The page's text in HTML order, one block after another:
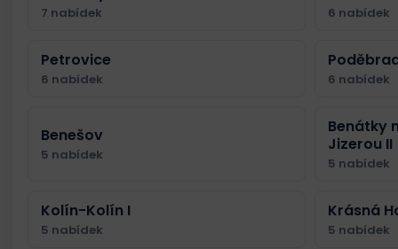
7 nabídek 6 nabídek
Petrovice
6 nabídek 6 nabídek
Benešov
5 nabídek
Benátky
Jizerou II
5 nabídek
Kolín-Kolín I
5 nabídek
Krásná
5 nabídek